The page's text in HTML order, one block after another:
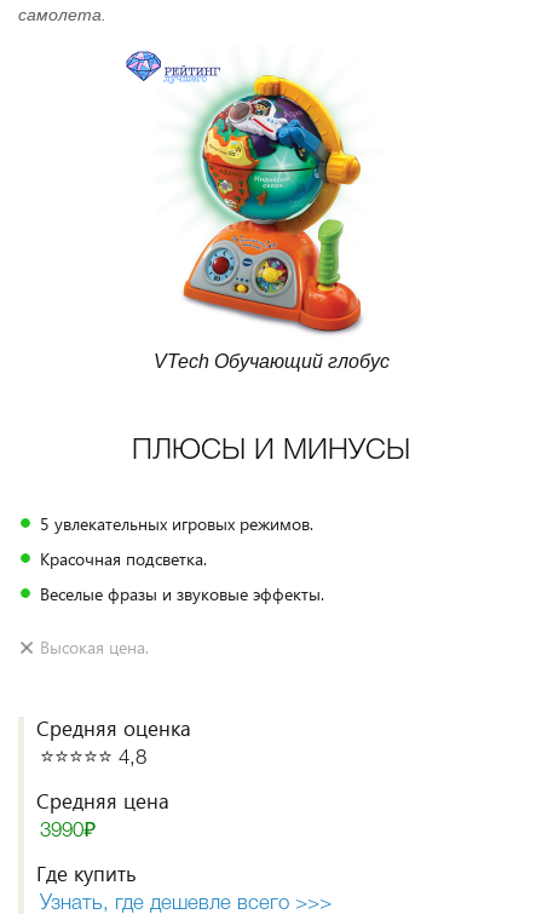
самолета.
VTech Обучающий глобус
ПЛЮСЫ И МИНУСЫ
5 увлекательных игровых режимов.
Красочная подсветка.
Веселые фразы и звуковые эффекты.
Высокая цена.
Средняя оценка
⭐️⭐️⭐️⭐️⭐️ 4,8
Средняя цена
3990₽
Где купить
Узнать, где дешевле всего >>>